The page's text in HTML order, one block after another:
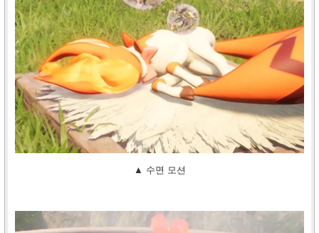
▲ 수면 모션